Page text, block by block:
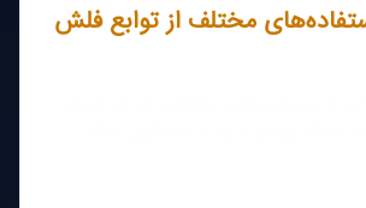
مختلف از توابع فلش